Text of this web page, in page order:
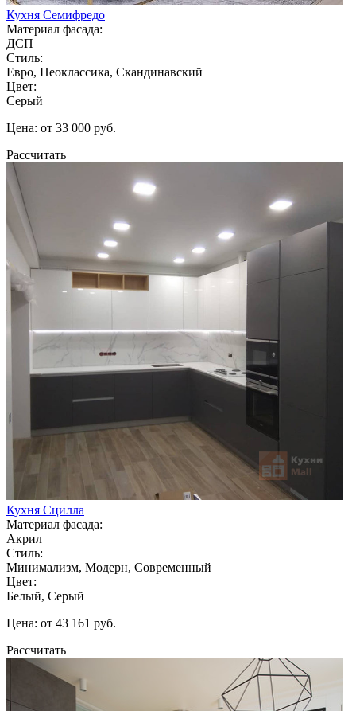
Кухня Семифредо
Материал фасада:
ДСП
Стиль:
Евро, Неоклассика, Скандинавский
Цвет:
Серый
Цена: от 33 000 руб.
Рассчитать
Кухня Сцилла
Материал фасада:
Акрил
Стиль:
Минимализм, Модерн, Современный
Цвет:
Белый, Серый
Цена: от 43 161 руб.
Рассчитать